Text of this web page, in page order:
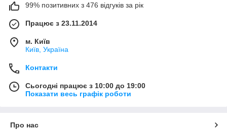
99% позитивних з 476 відгуків за рік
Працює з 23.11.2014
м. Київ
Київ, Україна
Контакти
Сьогодні працює з 10:00 до 19:00
Показати весь графік роботи
Про нас